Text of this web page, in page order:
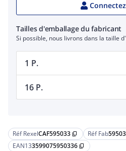
Réf RexelCAF595033 content_copy Réf Fab
EAN133599075950336 content_copy
Tailles d'emballage du fabricant
Si possible, nous livrons dans la taille
1 P.
16 P.